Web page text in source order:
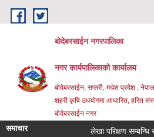
Skip to main content
बोदेबरसाईन नगरपालिका
नगर कार्यपालिकाको कार्यालय
बोदेबरसाईन, सप्तरी, मधेश प्रदेश ,
शहरी कृषि उधयोगमा आधारित, हरित
बोदेबरसाईन नगर
समाचार लेखा परिक्षण सम्बन्धि